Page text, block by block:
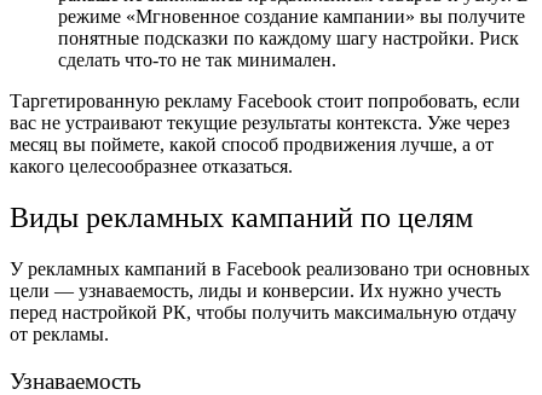
режиме «Мгновенное создание кампании» вы получите
понятные подсказки по каждому шагу настройки. Риск
сделать что-то не так минимален.
Таргетированную рекламу Facebook стоит попробовать, если
вас не устраивают текущие результаты контекста. Уже через
месяц вы поймете, какой способ продвижения лучше, а от
какого целесообразнее отказаться.
Виды рекламных кампаний по целям
У рекламных кампаний в Facebook реализовано три основных
цели — узнаваемость, лиды и конверсии. Их нужно учесть
перед настройкой РК, чтобы получить максимальную отдачу
от рекламы.
Узнаваемость